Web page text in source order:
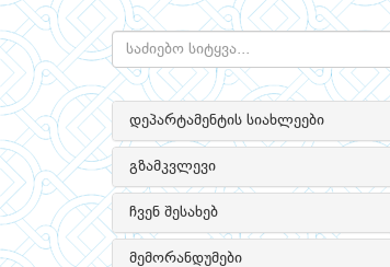
დეპარტამენტის სიახლეები
გზამკვლევი
ჩვენ შესახებ
მემორანდუმები